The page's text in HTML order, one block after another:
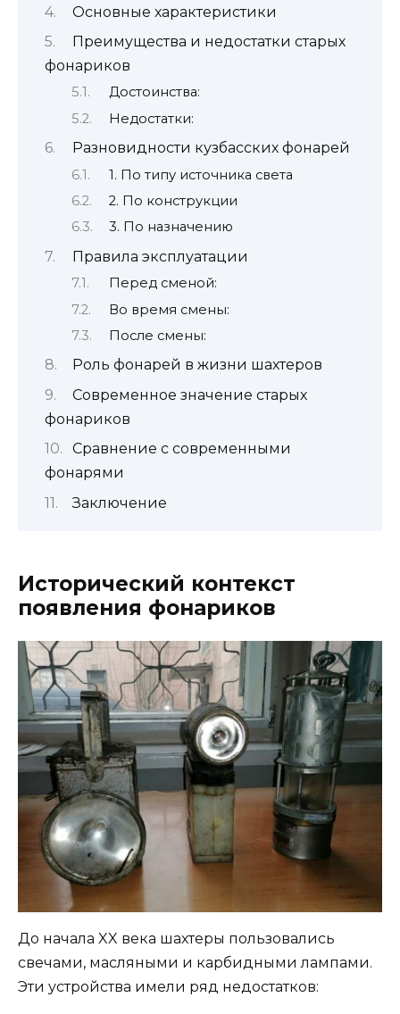
Основные характеристики
Преимущества и недостатки старых
фонариков
Достоинства:
Недостатки:
Разновидности кузбасских фонарей
1. По типу источника света
2. По конструкции
3. По назначению
Правила эксплуатации
Перед сменой:
Во время смены:
После смены:
Роль фонарей в жизни шахтеров
Современное значение старых
фонариков
Сравнение с современными
фонарями
Заключение
Исторический контекст
появления фонариков
До начала XX века шахтеры пользовались
свечами, масляными и карбидными лампами.
Эти устройства имели ряд недостатков: